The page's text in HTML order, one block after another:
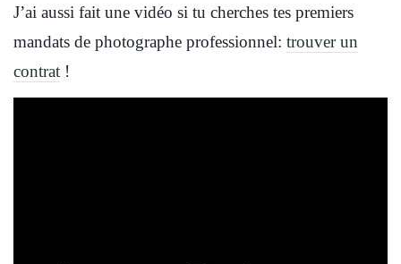
J’ai aussi fait une vidéo si tu cherches tes premiers
mandats de photographe professionnel: trouver un
contrat !